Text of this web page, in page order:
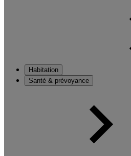
Habitation
Santé & prévoyance